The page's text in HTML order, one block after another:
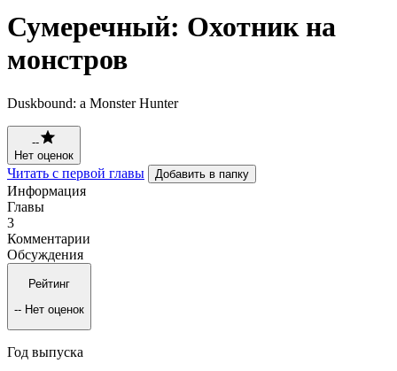
Сумеречный: Охотник на
монстров
Duskbound: a Monster Hunter
--
Нет оценок
Читать с первой главы Добавить в папку
Информация
Главы
3
Комментарии
Обсуждения
Рейтинг
-- Нет оценок
Год выпуска